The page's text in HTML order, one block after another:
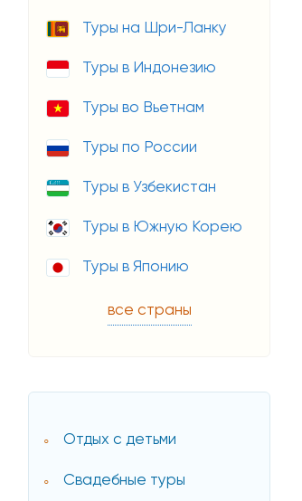
Туры на Шри-Ланку
Туры в Индонезию
Туры во Вьетнам
Туры по России
Туры в Узбекистан
Туры в Южную Корею
Туры в Японию
все страны
Отдых с детьми
Свадебные туры